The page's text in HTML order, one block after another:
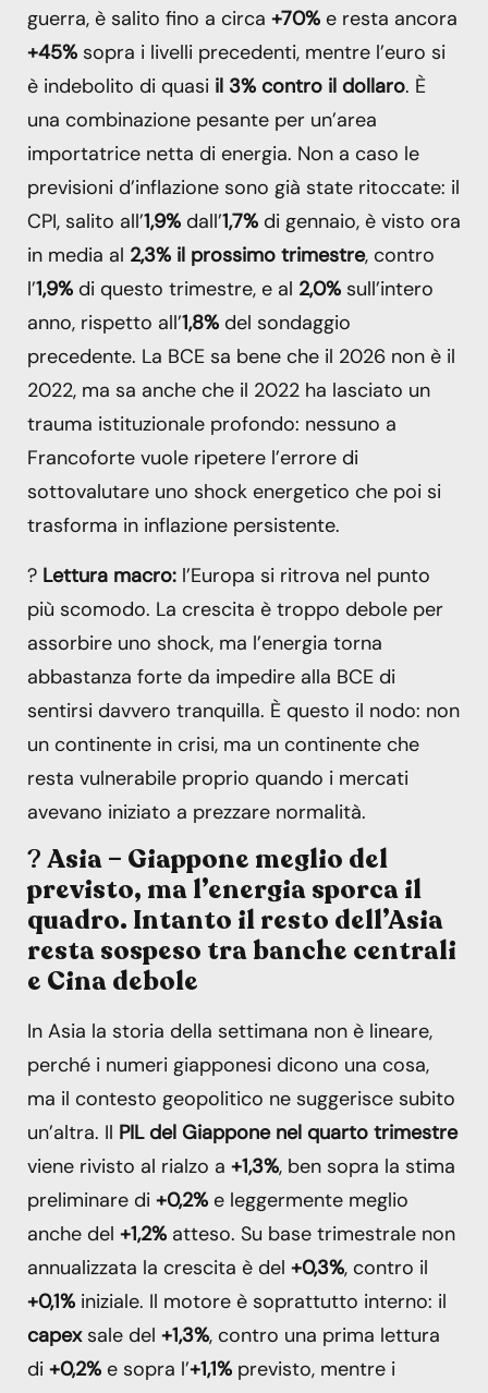
guerra, è salito fino a circa +70% e resta ancora
+45% sopra i livelli precedenti, mentre l’euro si
è indebolito di quasi il 3% contro il dollaro. È
una combinazione pesante per un’area
importatrice netta di energia. Non a caso le
previsioni d’inflazione sono già state ritoccate: il
CPI, salito all’1,9% dall’1,7% di gennaio, è visto ora
in media al 2,3% il prossimo trimestre, contro
l’1,9% di questo trimestre, e al 2,0% sull’intero
anno, rispetto all’1,8% del sondaggio
precedente. La BCE sa bene che il 2026 non è il
2022, ma sa anche che il 2022 ha lasciato un
trauma istituzionale profondo: nessuno a
Francoforte vuole ripetere l’errore di
sottovalutare uno shock energetico che poi si
trasforma in inflazione persistente.
? Lettura macro: l’Europa si ritrova nel punto
più scomodo. La crescita è troppo debole per
assorbire uno shock, ma l’energia torna
abbastanza forte da impedire alla BCE di
sentirsi davvero tranquilla. È questo il nodo: non
un continente in crisi, ma un continente che
resta vulnerabile proprio quando i mercati
avevano iniziato a prezzare normalità.
?Asia – Giappone meglio del
previsto, ma l’energia sporca il
quadro. Intanto il resto dell’Asia
resta sospeso tra banche centrali
e Cina debole
In Asia la storia della settimana non è lineare,
perché i numeri giapponesi dicono una cosa,
ma il contesto geopolitico ne suggerisce subito
un’altra. Il PIL del Giappone nel quarto trimestre
viene rivisto al rialzo a +1,3%, ben sopra la stima
preliminare di +0,2% e leggermente meglio
anche del +1,2% atteso. Su base trimestrale non
annualizzata la crescita è del +0,3%, contro il
+0,1% iniziale. Il motore è soprattutto interno: il
capexsale del +1,3%, contro una prima lettura
di +0,2% e sopra l’+1,1% previsto, mentre i